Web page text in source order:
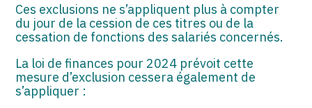
Ces exclusions ne s’appliquent plus à compter
du jour de la cession de ces titres ou de la
cessation de fonctions des salariés concernés.
La loi de finances pour 2024 prévoit cette
mesure d’exclusion cessera également de
s’appliquer :